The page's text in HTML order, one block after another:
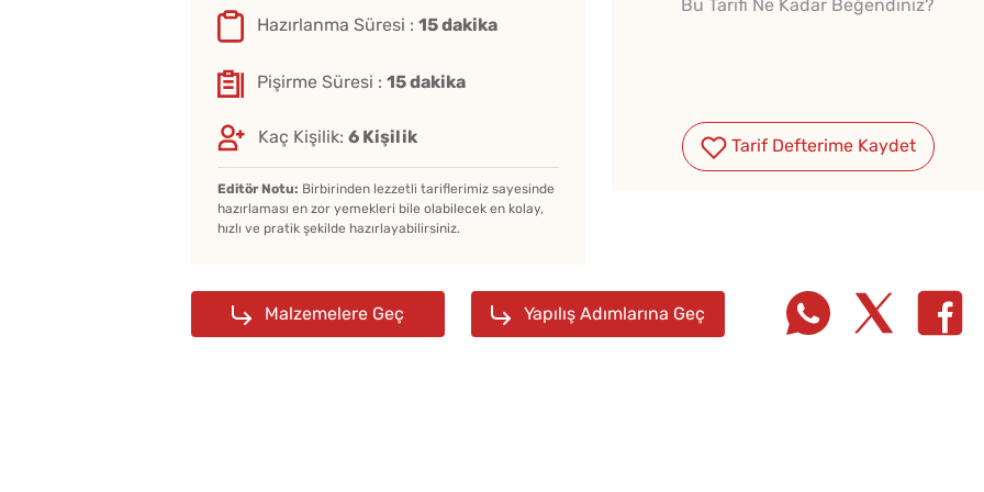
Hazırlanma Süresi : 15 dakika
Pişirme Süresi : 15 dakika
Kaç Kişilik: 6 Kişilik
Editör Notu: Birbirinden lezzetli tariflerimiz sayesinde
hazırlaması en zor yemekleri bile olabilecek en kolay,
hızlı ve pratik şekilde hazırlayabilirsiniz.
Bu Tarifi Ne Kadar Beğendiniz?
Tarif Defterime Kaydet
Malzemelere Geç Yapılış Adımlarına Geç